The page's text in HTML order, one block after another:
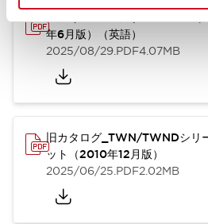
年6月版）（英語）
2025/08/29.PDF4.07MB
旧カタログ_TWN/TWNDシリ
ット（2010年12月版）
2025/06/25.PDF2.02MB